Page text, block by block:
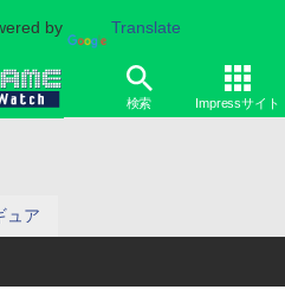
by Translate
検索 Impressサイト
ュア